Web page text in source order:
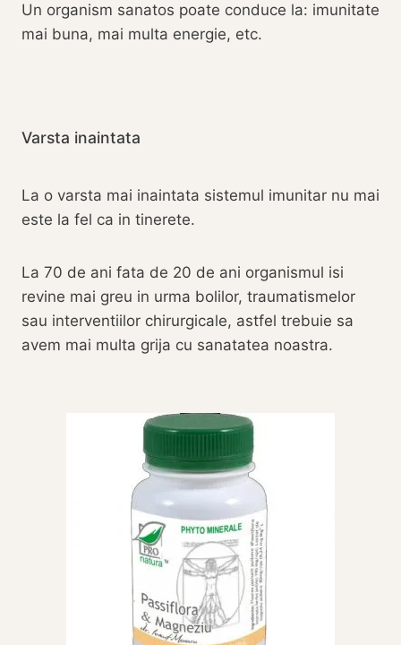
Un organism sanatos poate conduce la: imunitate
mai buna, mai multa energie, etc.
Varsta inaintata
La o varsta mai inaintata sistemul imunitar nu mai
este la fel ca in tinerete.
La 70 de ani fata de 20 de ani organismul isi
revine mai greu in urma bolilor, traumatismelor
sau interventiilor chirurgicale, astfel trebuie sa
avem mai multa grija cu sanatatea noastra.